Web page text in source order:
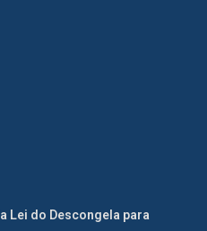
Lei do Descongela para